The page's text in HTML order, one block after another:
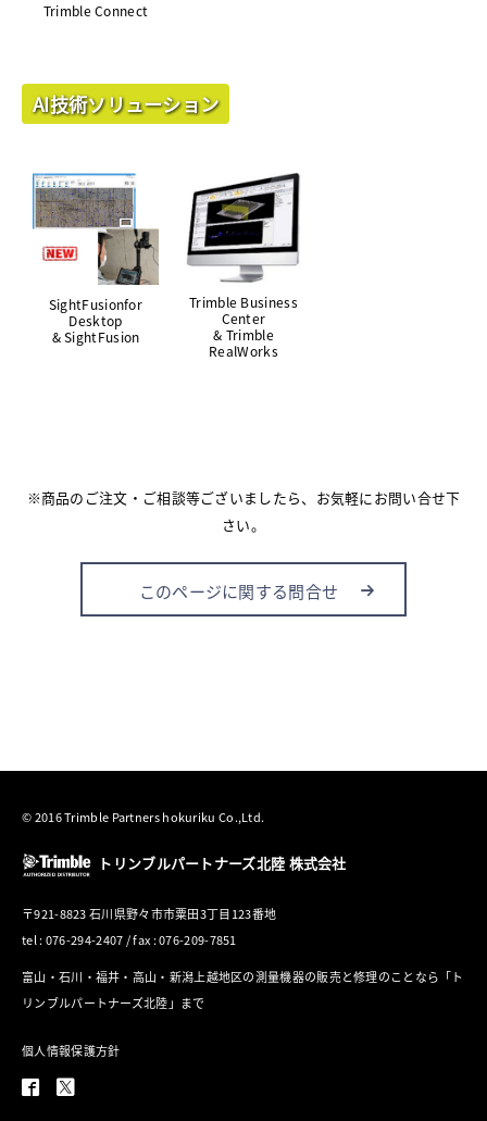
Trimble Connect
AI技術ソリューション
SightFusionfor
Desktop
& SightFusion
Trimble Business
Center
& Trimble
RealWorks
※商品のご注文・ご相談等ございましたら、お気軽にお問い合せ下
さい。
このページに関する問合せ
© 2016 Trimble Partners hokuriku Co.,Ltd.
トリンブルパートナーズ北陸 株式会社
〒921-8823 石川県野々市市粟田3丁目123番地
tel : 076-294-2407 / fax : 076-209-7851
富山・石川・福井・高山・新潟上越地区の測量機器の販売と修理のことなら「ト
リンブルパートナーズ北陸」まで
個人情報保護方針